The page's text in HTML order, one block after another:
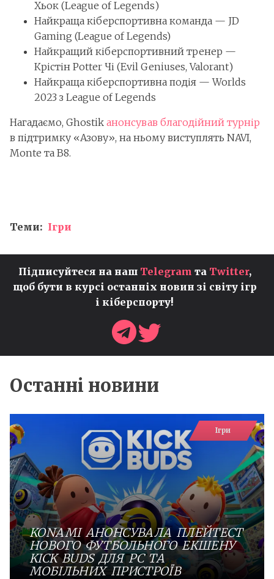
Хьок (League of Legends)
Найкраща кіберспортивна команда — JD
Gaming (League of Legends)
Найкращий кіберспортивний тренер —
Крістін Potter Чі (Evil Geniuses, Valorant)
Найкраща кіберспортивна подія — Worlds
2023 з League of Legends
Нагадаємо, Ghostik анонсував благодійний турнір
в підтримку «Азову», на ньому виступлять NAVI,
Monte та B8.
Теми: Ігри
Підписуйтеся на наш Telegram та Twitter,
щоб бути в курсі останніх новин зі світу ігр
і кіберспорту!
Останні новини
Ігри
KONAMI АНОНСУВАЛА ПЛЕЙТЕСТ
НОВОГО ФУТБОЛЬНОГО ЕКШЕНУ
KICK BUDS ДЛЯ PC ТА
МОБІЛЬНИХ ПРИСТРОЇВ